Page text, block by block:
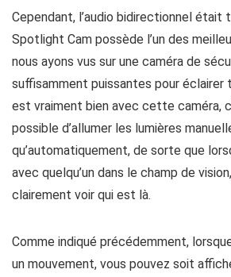
Cependant, l’audio bidirectionnel
Spotlight Cam possède l’un des
nous ayons vus sur une caméra de
suffisamment puissantes pour éclairer
est vraiment bien avec cette caméra,
possible d’allumer les lumières
qu’automatiquement, de sorte que
avec quelqu’un dans le champ de
clairement voir qui est là.
Comme indiqué précédemment,
un mouvement, vous pouvez soit